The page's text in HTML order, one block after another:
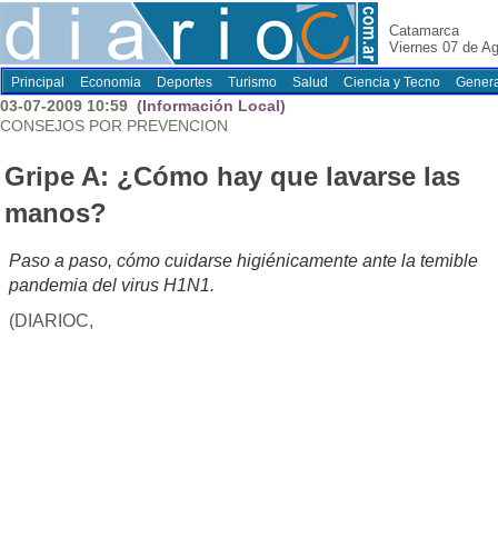
Catamarca
Viernes 07 de
Principal Economia Deportes Turismo Salud Ciencia y Tecno
03-07-2009 10:59 (Información Local)
CONSEJOS POR PREVENCION
Gripe A: ¿Cómo hay que lavarse las
manos?
Paso a paso, cómo cuidarse higiénicamente ante la temible
pandemia del virus H1N1.
(DIARIOC,